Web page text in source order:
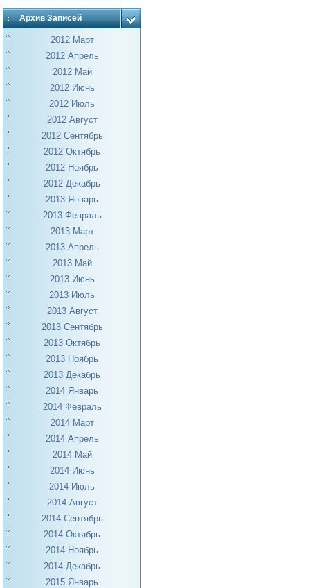
Архив Записей
2012 Март
2012 Апрель
2012 Май
2012 Июнь
2012 Июль
2012 Август
2012 Сентябрь
2012 Октябрь
2012 Ноябрь
2012 Декабрь
2013 Январь
2013 Февраль
2013 Март
2013 Апрель
2013 Май
2013 Июнь
2013 Июль
2013 Август
2013 Сентябрь
2013 Октябрь
2013 Ноябрь
2013 Декабрь
2014 Январь
2014 Февраль
2014 Март
2014 Апрель
2014 Май
2014 Июнь
2014 Июль
2014 Август
2014 Сентябрь
2014 Октябрь
2014 Ноябрь
2014 Декабрь
2015 Январь